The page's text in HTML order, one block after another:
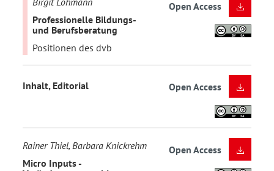
Professionelle Bildungs-
und Berufsberatung
Positionen des dvb
Open Access
Inhalt, Editorial Open Access
Rainer Thiel, Barbara Knickrehm
Micro Inputs -
Open Access